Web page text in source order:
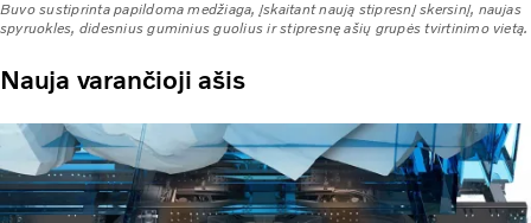
Buvo sustiprinta papildoma medžiaga, įskaitant naują stipresnį skersinį, naujas
spyruokles, didesnius guminius guolius ir stipresnę ašių grupės tvirtinimo vietą.
Nauja varančioji ašis